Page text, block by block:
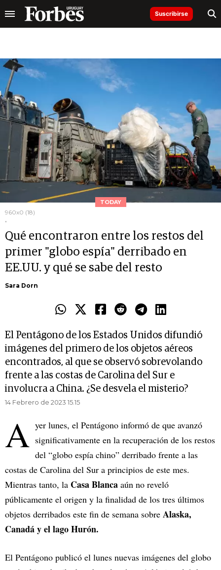
Suscribirse
TODAY
960x0 (18)
.
Qué encontraron entre los restos del
primer "globo espía" derribado en
EE.UU. y qué se sabe del resto
Sara Dorn
El Pentágono de los Estados Unidos difundió
imágenes del primero de los objetos aéreos
encontrados, al que se observó sobrevolando
frente a las costas de Carolina del Sur e
involucra a China. ¿Se desvela el misterio?
14 Febrero de 2023 15.15
A yer lunes, el Pentágono informó de que avanzó
significativamente en la recuperación de los restos
del “globo espía chino” derribado frente a las
costas de Carolina del Sur a principios de este mes.
Mientras tanto, la Casa Blanca aún no reveló
públicamente el origen y la finalidad de los tres últimos
objetos derribados este fin de semana sobre Alaska,
Canadá y el lago Hurón.
El Pentágono publicó el lunes nuevas imágenes del globo